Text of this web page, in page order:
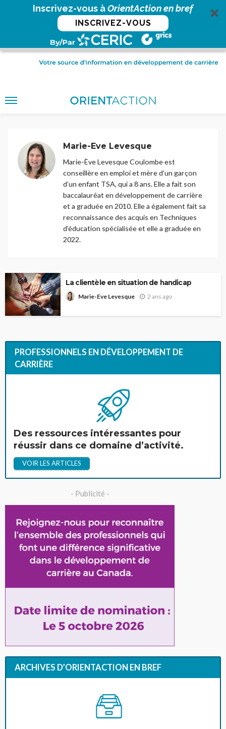
Inscrivez-vous àOrientAction en bref
INSCRIVEZ-VOUS
Marie-Eve Levesque
Marie-Ève Levesque Coulombe est
conseillère en emploi et mère d’un garçon
d’un enfant TSA, qui a 8 ans. Elle a fait son
baccalauréat en développement de carrière
et a graduée en 2010. Elle a également fait sa
reconnaissance des acquis en Techniques
d’éducation spécialisée et elle a graduée en
2022.
La clientèle en situation de handicap
Marie-Eve Levesque 2 ans ago
PROFESSIONNELS EN DÉVELOPPEMENT DE
CARRIÈRE
Des ressources intéressantes pour
réussir dans ce domaine d’activité.
VOIR LES ARTICLES
- Publicité -
ARCHIVES D’ORIENTACTION EN BREF